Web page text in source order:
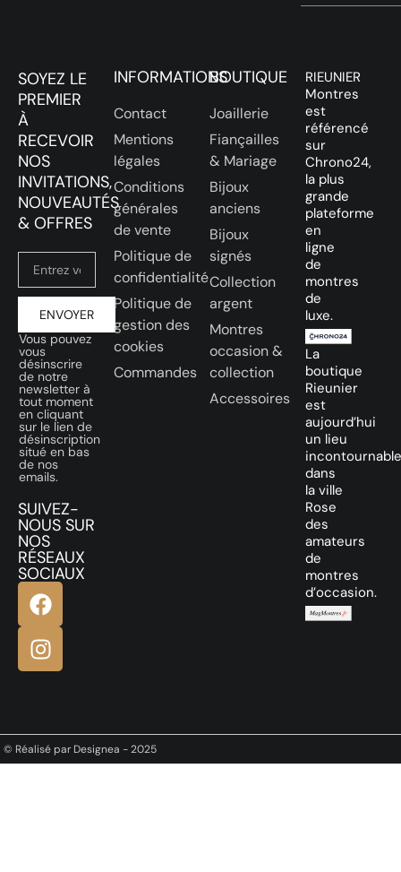
SOYEZ LE
PREMIER
À
RECEVOIR
NOS
INVITATIONS,
NOUVEAUTÉS
& OFFRES
ENVOYER
Vous pouvez
vous
désinscrire
de notre
newsletter à
tout moment
en cliquant
sur le lien de
désinscription
situé en bas
de nos
emails.
SUIVEZ-
NOUS SUR
NOS
RÉSEAUX
SOCIAUX
INFORMATIONS
Contact
Mentions
légales
Conditions
générales
de vente
Politique de
confidentialité
Politique de
gestion des
cookies
Commandes
BOUTIQUE
Joaillerie
Fiançailles
& Mariage
Bijoux
anciens
Bijoux
signés
Collection
argent
Montres
occasion &
collection
Accessoires
RIEUNIER
Montres
est
référencé
sur
Chrono24,
la plus
grande
plateforme
en
ligne
de
montres
de
luxe.
La
boutique
Rieunier
est
aujourd’hui
un lieu
incontournable
dans
la ville
Rose
des
amateurs
de
montres
d’occasion.
© Réalisé par Designea - 2025